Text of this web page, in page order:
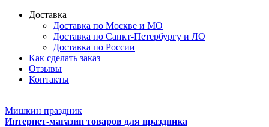
Доставка
Доставка по Москве и МО
Доставка по Санкт-Петербургу и ЛО
Доставка по России
Как сделать заказ
Отзывы
Контакты
Мишкин праздник
Интернет-магазин товаров для праздника